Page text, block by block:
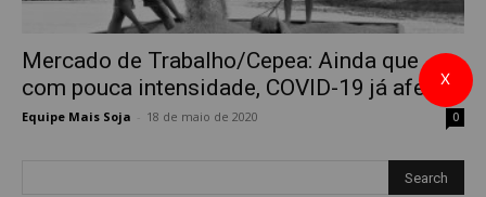
Mercado de Trabalho/Cepea: Ainda que
com pouca intensidade, COVID-19 já afeta...
Equipe Mais Soja 18 de maio de 2020 0
X